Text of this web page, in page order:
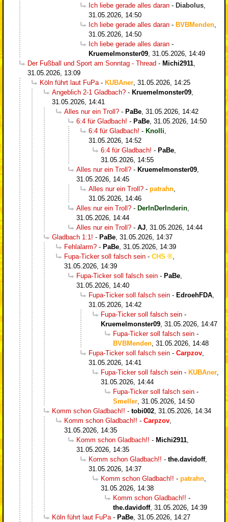
Ich liebe gerade alles daran - Diabolus
31.05.2026, 14:50
Ich liebe gerade alles daran - BVBMenden
31.05.2026, 14:50
Ich liebe gerade alles daran -
Kruemelmonster09 31.05.2026, 14:49
Der Fußball und Sport am Sonntag - Thread - Michi2911
31.05.2026, 13:09
Köln führt laut FuPa - KUBAner 31.05.2026, 14:25
Angeblich 2-1 Gladbach? - Kruemelmonster09
31.05.2026, 14:41
Alles nur ein Troll? - PaBe 31.05.2026, 14:42
6:4 für Gladbach! - PaBe 31.05.2026, 14:50
6:4 für Gladbach! - Knolli
31.05.2026, 14:52
6:4 für Gladbach! - PaBe
31.05.2026, 14:55
Alles nur ein Troll? - Kruemelmonster09
31.05.2026, 14:45
Alles nur ein Troll? - patrahn
31.05.2026, 14:46
Alles nur ein Troll? - DerInDerInderin
31.05.2026, 14:44
Alles nur ein Troll? - AJ 31.05.2026, 14:44
Gladbach 1:1! - PaBe 31.05.2026, 14:37
Fehlalarm? - PaBe 31.05.2026, 14:39
Fupa-Ticker soll falsch sein - CHS
31.05.2026, 14:39
Fupa-Ticker soll falsch sein - PaBe
31.05.2026, 14:40
Fupa-Ticker soll falsch sein - EdroehFDA
31.05.2026, 14:42
Fupa-Ticker soll falsch sein -
Kruemelmonster09 31.05.2026, 14:47
Fupa-Ticker soll falsch sein -
BVBMenden 31.05.2026, 14:48
Fupa-Ticker soll falsch sein - Carpzov
31.05.2026, 14:41
Fupa-Ticker soll falsch sein - KUBAner
31.05.2026, 14:44
Fupa-Ticker soll falsch sein -
Smeller 31.05.2026, 14:50
Komm schon Gladbach!! - tobi002 31.05.2026, 14:34
Komm schon Gladbach!! - Carpzov
31.05.2026, 14:35
Komm schon Gladbach!! - Michi2911
31.05.2026, 14:35
Komm schon Gladbach!! - the.davidoff,
31.05.2026, 14:37
Komm schon Gladbach!! - patrahn
31.05.2026, 14:38
Komm schon Gladbach!! -
the.davidoff, 31.05.2026, 14:39
Köln führt laut FuPa - PaBe 31.05.2026, 14:27